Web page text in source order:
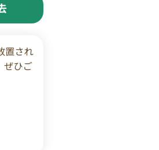
置され
ぜひご